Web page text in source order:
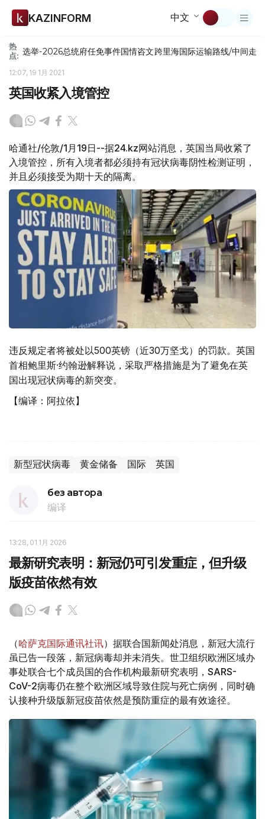
KAZINFORM 中文
热
点: 选举-2026总统府任免事件国情咨文跨里海国际运输路线/中间走廊
12:07, 19 1月 2021
英国收紧入境管控
哈通社/伦敦/1月19日--据24.kz网站消息，英国当局收紧了
入境管控，所有入境者都必须持有冠状病毒阴性检测证明，
并且必须接受为期十天的隔离。
违反规定者将被处以500英镑（近30万坚戈）的罚款。英国
首相鲍里斯·约翰逊解释说，采取严格措施是为了避免在英
国出现冠状病毒的新突变。
【编译：阿拉依】
新型冠状病毒 黄金储备 国际 英国
без автора
编译
13:28, 01 1月 2026
最新研究表明：新冠仍可引发重症，但升级
版疫苗依然有效
（哈萨克国际通讯社讯）据联合国新闻处消息，新冠大流行
虽已告一段落，新冠病毒却并未消失。世卫组织欧洲区域办
事处联合七个成员国的合作机构最新研究表明，SARS-
CoV-2病毒仍在整个欧洲区域导致住院与死亡病例，同时确
认接种升级版新冠疫苗依然是预防重症的最有效途径。